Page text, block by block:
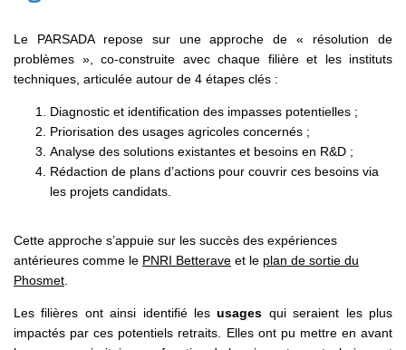
Le PARSADA repose sur une approche de « résolution de
problèmes », co-construite avec chaque filière et les instituts
techniques, articulée autour de 4 étapes clés :
Diagnostic et identification des impasses potentielles ;
Priorisation des usages agricoles concernés ;
Analyse des solutions existantes et besoins en R&D ;
Rédaction de plans d’actions pour couvrir ces besoins via
les projets candidats.
Cette approche s’appuie sur les succès des expériences
antérieures comme le PNRI Betterave et le plan de sortie du
Phosmet
Les filières ont ainsi identifié les usages qui seraient les plus
impactés par ces potentiels retraits. Elles ont pu mettre en avant